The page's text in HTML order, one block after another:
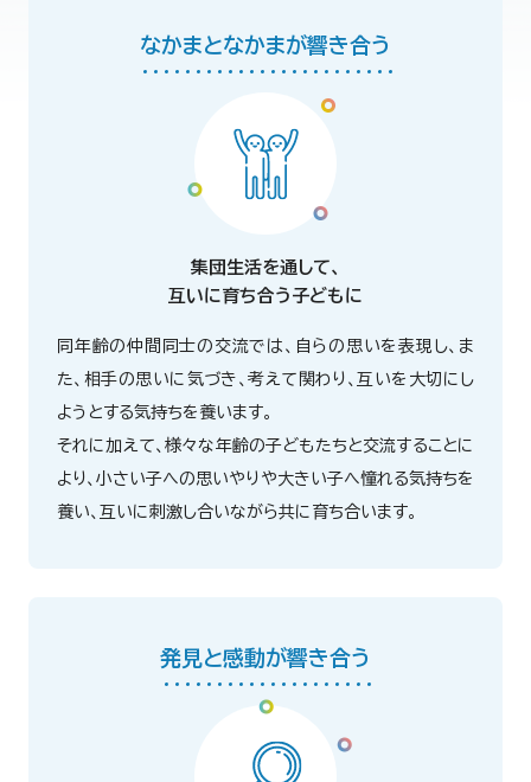
なかまとなかまが響き合う
集団生活を通して、
互いに育ち合う子どもに
同年齢の仲間同士の交流では、自らの思いを表現し、ま
た、相手の思いに気づき、考えて関わり、互いを大切にし
ようとする気持ちを養います。
それに加えて、様々な年齢の子どもたちと交流することに
より、小さい子への思いやりや大きい子へ憧れる気持ちを
養い、互いに刺激し合いながら共に育ち合います。
発見と感動が響き合う